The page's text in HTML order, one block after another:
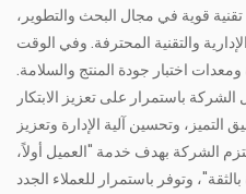
قوية في مجال البحث والتطوير،
والتقنية المحترفة. وفي الوقت
اختبار جودة المنتج والسلامة.
باستمرار على تعزيز الابتكار
وتحسين آلية الإدارة وتعزيز
الشركة بهدف خدمة "العميل أولاً،
بالثقة"، وتوفر باستمرار للعملاء الجدد